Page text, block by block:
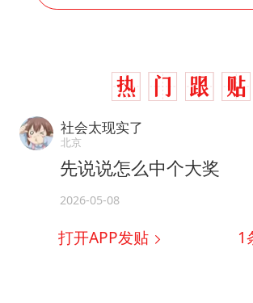
社会太现实了
北京
先说说怎么中个大奖
2026-05-08
打开APP发贴 1